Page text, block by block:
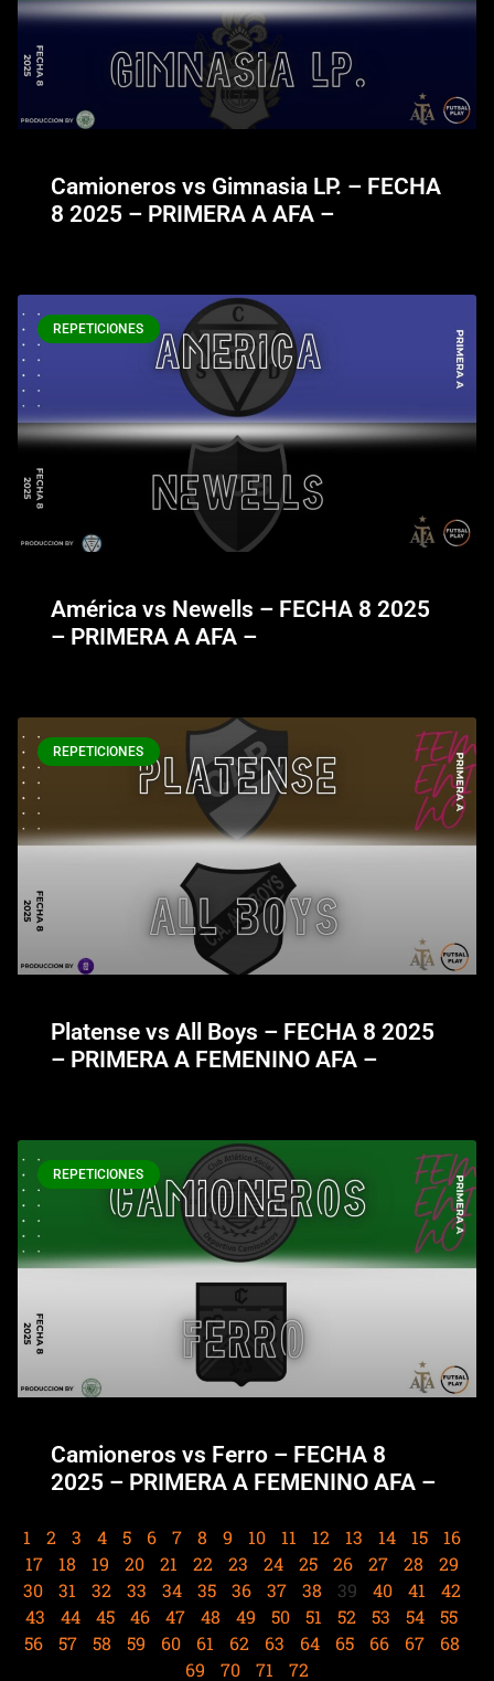
Camioneros vs Gimnasia LP. – FECHA
8 2025 – PRIMERA A AFA –
REPETICIONES
América vs Newells – FECHA 8 2025
– PRIMERA A AFA –
REPETICIONES
Platense vs All Boys – FECHA 8 2025
– PRIMERA A FEMENINO AFA –
REPETICIONES
Camioneros vs Ferro – FECHA 8
2025 – PRIMERA A FEMENINO AFA –
1 2 3 4 5 6 7 8 9 10 11 12 13 14 15
16
17
18 19 20 21 22 23 24 25 26 27 28
29
30
31 32 33 34 35 36 37 38 39 40 41
42
43
44 45 46 47 48 49 50 51 52 53 54
55
56
57 58 59 60 61 62 63 64 65 66 67
68
69
70 71 72